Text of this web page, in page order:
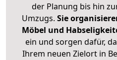
der Planung bis hin
Umzugs. Sie
Möbel und
ein und sorgen dafür,
Ihrem neuen Zielort in